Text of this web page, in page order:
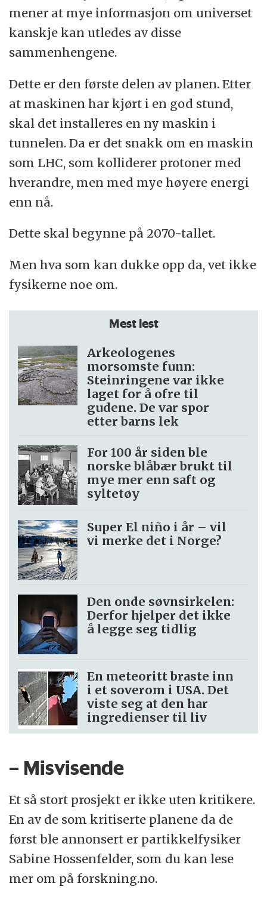
mener at mye informasjon om universet
kanskje kan utledes av disse
sammenhengene.
Dette er den første delen av planen. Etter
at maskinen har kjørt i en god stund,
skal det installeres en ny maskin i
tunnelen. Da er det snakk om en maskin
som LHC, som kolliderer protoner med
hverandre, men med mye høyere energi
enn nå.
Dette skal begynne på 2070-tallet.
Men hva som kan dukke opp da, vet ikke
fysikerne noe om.
Mest lest
Arkeologenes
morsomste funn:
Steinringene var ikke
laget for å ofre til
gudene. De var spor
etter barns lek
For 100 år siden ble
norske blåbær brukt til
mye mer enn saft og
syltetøy
Super El niño i år – vil
vi merke det i Norge?
Den onde søvnsirkelen:
Derfor hjelper det ikke
å legge seg tidlig
En meteoritt braste inn
i et soverom i USA. Det
viste seg at den har
ingredienser til liv
– Misvisende
Et så stort prosjekt er ikke uten kritikere.
En av de som kritiserte planene da de
først ble annonsert er partikkelfysiker
Sabine Hossenfelder, som du kan lese
mer om på forskning.no.